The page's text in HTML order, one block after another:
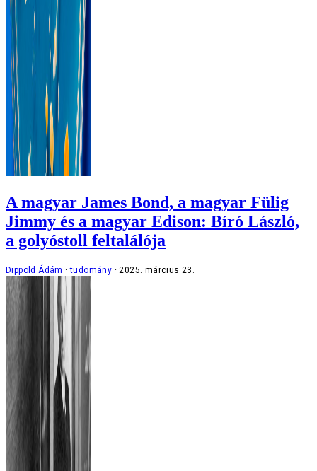
A magyar James Bond, a magyar Fülig
Jimmy és a magyar Edison: Bíró László,
a golyóstoll feltalálója
Dippold Ádám tudomány 2025. március 23.